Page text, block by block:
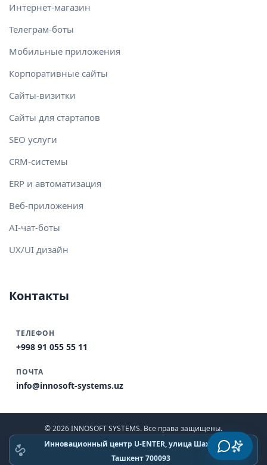
Интернет-магазин
Телеграм-боты
Мобильные приложения
Корпоративные сайты
Сайты-визитки
Сайты для стартапов
SEO услуги
CRM-системы
ERP и автоматизация
Веб-приложения
AI-чат-боты
UX/UI дизайн
Контакты
ТЕЛЕФОН
+998 91 055 55 11
ПОЧТА
info@innosoft-systems.uz
© 2026 INNOSOFT SYSTEMS. Все права защищены.
Инновационный центр U-ENTER, улица Шахрисабз,
Ташкент 700093